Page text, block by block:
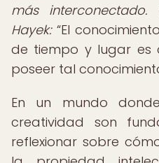
más
Hayek: El
de tiempo y lugar es
poseer tal
En un mundo
creatividad son
reflexionar sobre